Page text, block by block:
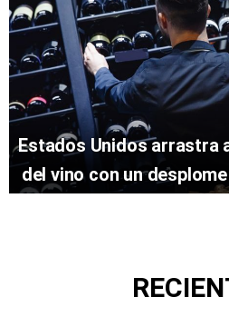
Estados Unidos arrastra
del vino con un